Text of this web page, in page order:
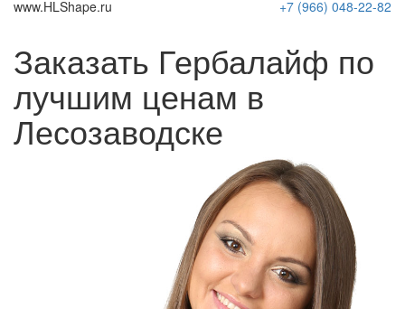
www.HLShape.ru +7 (966) 048-22-82
Заказать Гербалайф по
лучшим ценам в
Лесозаводске